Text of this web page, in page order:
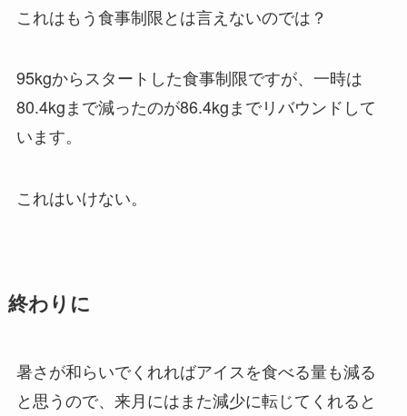
これはもう食事制限とは言えないのでは？
95kgからスタートした食事制限ですが、一時は
80.4kgまで減ったのが86.4kgまでリバウンドして
います。
これはいけない。
終わりに
暑さが和らいでくれればアイスを食べる量も減る
と思うので、来月にはまた減少に転じてくれると